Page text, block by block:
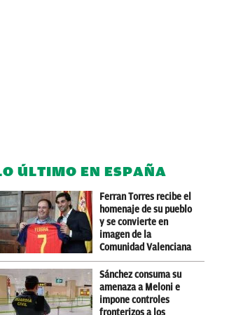
ÚLTIMO EN ESPAÑA
Ferran Torres recibe el
homenaje de su pueblo
y se convierte en
imagen de la
Comunidad Valenciana
Sánchez consuma su
amenaza a Meloni e
impone controles
fronterizos a los